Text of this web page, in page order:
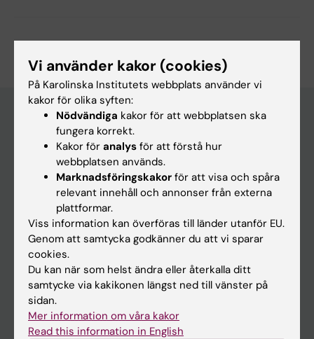
Huvudmeny
Utbildning
Forskarutbildning
Forskning
Om KI
På gång
Nyheter
Kalender
Vi använder kakor (cookies)
På Karolinska Institutets webbplats använder vi
kakor för olika syften:
Nödvändiga kakor för att webbplatsen ska
fungera korrekt.
Kakor för analys för att förstå hur
webbplatsen används.
Marknadsföringskakor för att visa och spåra
relevant innehåll och annonser från externa
plattformar.
Viss information kan överföras till länder utanför EU.
Genom att samtycka godkänner du att vi sparar
cookies.
Du kan när som helst ändra eller återkalla ditt
samtycke via kakikonen längst ned till vänster på
sidan.
Mer information om våra kakor
Read this information in English